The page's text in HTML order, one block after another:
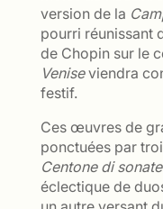
version de la
pourri réunissant
de Chopin sur le
Veniseviendra
festif.
Ces œuvres de
ponctuées par
Centone di sonate
éclectique de